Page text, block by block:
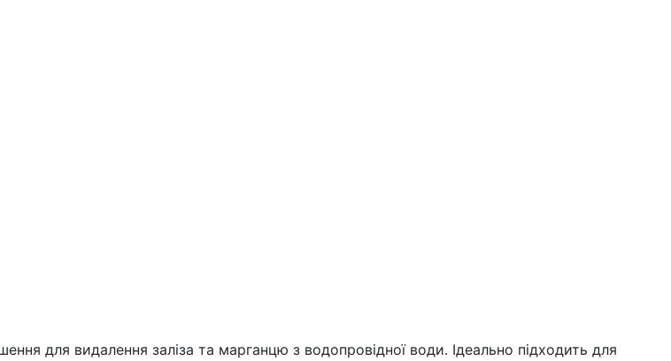
для видалення заліза та марганцю з водопровідної води. Ідеально підходить для